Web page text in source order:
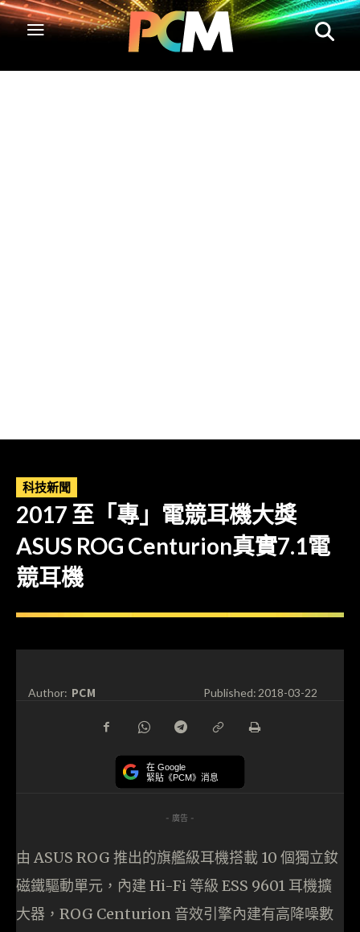
科技新聞
2017 至「專」電競耳機大獎
ASUS ROG Centurion真實7.1電
競耳機
Author: PCM Published:2018-03-22
在 Google
緊貼《PCM》消息
- 廣告 -
由 ASUS ROG 推出的旗艦級耳機搭載 10 個獨立釹
磁鐵驅動單元，內建 Hi-Fi 等級 ESS 9601 耳機擴
大器，ROG Centurion 音效引擎內建有高降噪數